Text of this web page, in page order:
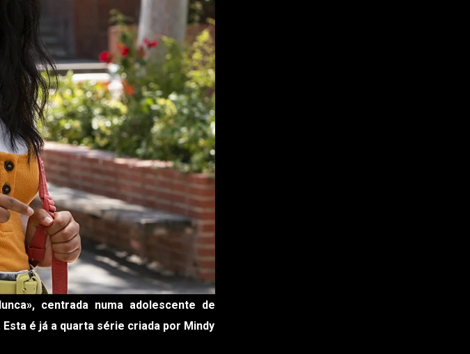
centrada numa adolescente de
é já a quarta série criada por Mindy